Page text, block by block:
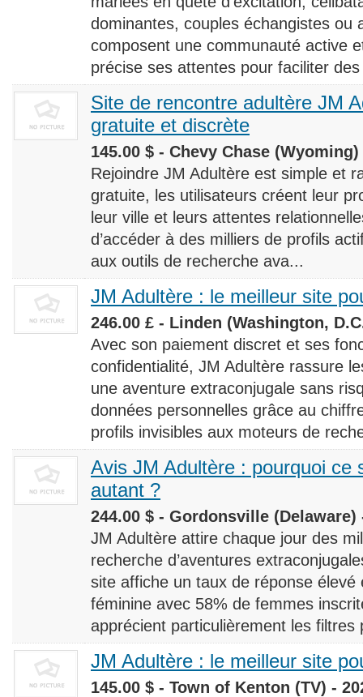
dominantes, couples échangistes ou
composent une communauté active
précise ses attentes pour faciliter
Site de rencontre adultère JM
gratuite et discrète
145.00 $ - Chevy Chase (Wyoming)
Rejoindre JM Adultère est simple et
gratuite, les utilisateurs créent leur
leur ville et leurs attentes
d’accéder à des milliers de profils
aux outils de recherche ava...
JM Adultère : le meilleur site
246.00 £ - Linden (Washington,
Avec son paiement discret et ses
confidentialité, JM Adultère rassure
une aventure extraconjugale sans
données personnelles grâce au
profils invisibles aux moteurs de
Avis JM Adultère : pourquoi ce
autant ?
244.00 $ - Gordonsville (Delaware)
JM Adultère attire chaque jour des
recherche d’aventures
site affiche un taux de réponse
féminine avec 58% de femmes
apprécient particulièrement les filtres
JM Adultère : le meilleur site
145.00 $ - Town of Kenton (TV) -